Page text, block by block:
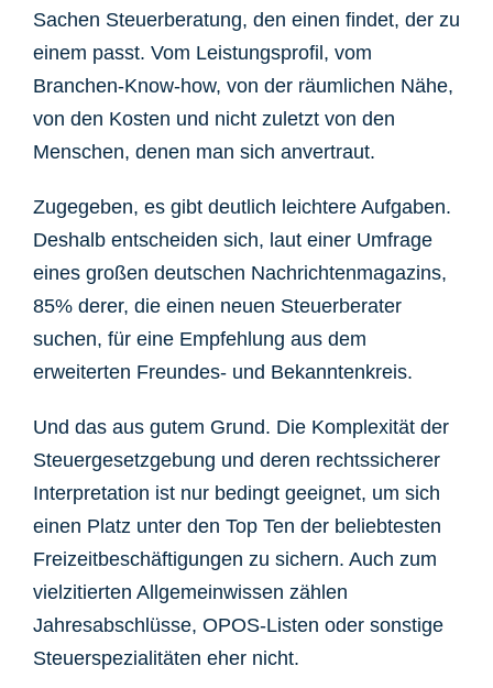
Sachen Steuerberatung, den einen findet, der zu
einem passt. Vom Leistungsprofil, vom
Branchen-Know-how, von der räumlichen Nähe,
von den Kosten und nicht zuletzt von den
Menschen, denen man sich anvertraut.
Zugegeben, es gibt deutlich leichtere Aufgaben.
Deshalb entscheiden sich, laut einer Umfrage
eines großen deutschen Nachrichtenmagazins,
85% derer, die einen neuen Steuerberater
suchen, für eine Empfehlung aus dem
erweiterten Freundes- und Bekanntenkreis.
Und das aus gutem Grund. Die Komplexität der
Steuergesetzgebung und deren rechtssicherer
Interpretation ist nur bedingt geeignet, um sich
einen Platz unter den Top Ten der beliebtesten
Freizeitbeschäftigungen zu sichern. Auch zum
vielzitierten Allgemeinwissen zählen
Jahresabschlüsse, OPOS-Listen oder sonstige
Steuerspezialitäten eher nicht.